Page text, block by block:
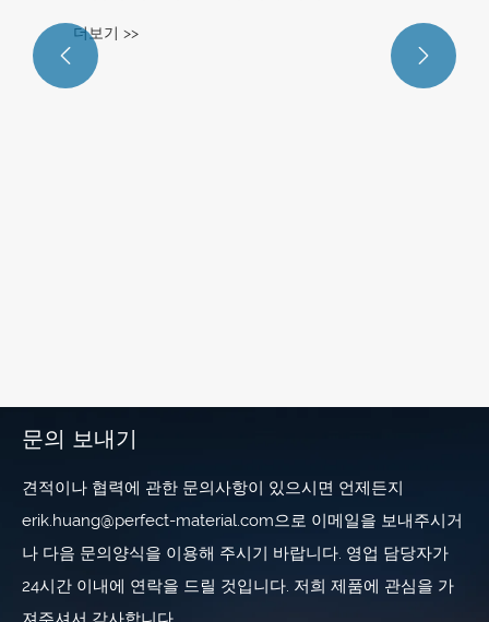
 
문의 보내기
견적이나 협력에 관한 문의사항이 있으시면 언제든지
erik.huang@perfect-material.com으로 이메일을 보내주시거
나 다음 문의양식을 이용해 주시기 바랍니다. 영업 담당자가
24시간 이내에 연락을 드릴 것입니다. 저희 제품에 관심을 가